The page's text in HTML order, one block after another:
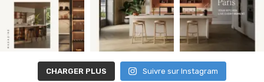
CHARGER PLUS Suivre sur Instagram